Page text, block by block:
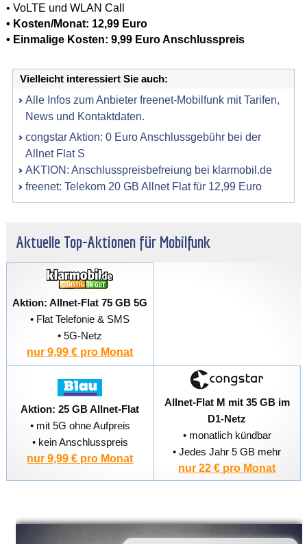
• VoLTE und WLAN Call
• Kosten/Monat: 12,99 Euro
• Einmalige Kosten: 9,99 Euro Anschlusspreis
Vielleicht interessiert Sie auch:
Alle Infos zum Anbieter freenet-Mobilfunk mit Tarifen,
News und Kontaktdaten.
congstar Aktion: 0 Euro Anschlussgebühr bei der
Allnet Flat S
AKTION: Anschlusspreisbefreiung bei klarmobil.de
freenet: Telekom 20 GB Allnet Flat für 12,99 Euro
Aktuelle Top-Aktionen für Mobilfunk
Aktion: Allnet-Flat 75 GB 5G
• Flat Telefonie & SMS
• 5G-Netz
nur 9,99 € pro Monat
Aktion: 25 GB Allnet-Flat
• mit 5G ohne Aufpreis
• kein Anschlusspreis
nur 9,99 € pro Monat
Allnet-Flat M mit 35 GB im
D1-Netz
• monatlich kündbar
• Jedes Jahr 5 GB mehr
nur 22 € pro Monat